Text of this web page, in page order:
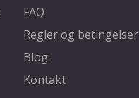
FAQ
Regler og betingelser
Blog
Kontakt